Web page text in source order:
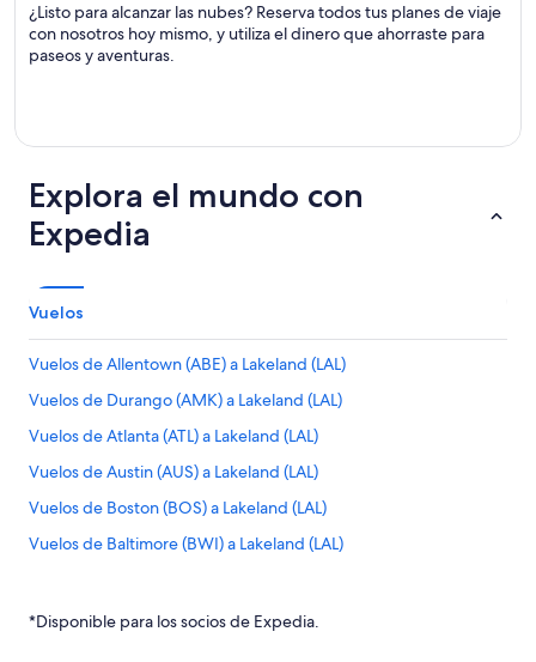
¿Listo para alcanzar las nubes? Reserva todos tus planes de viaje
con nosotros hoy mismo, y utiliza el dinero que ahorraste para
paseos y aventuras.
Explora el mundo con
Expedia
Vuelos
Vuelos de Allentown (ABE) a Lakeland (LAL)
Vuelos de Durango (AMK) a Lakeland (LAL)
Vuelos de Atlanta (ATL) a Lakeland (LAL)
Vuelos de Austin (AUS) a Lakeland (LAL)
Vuelos de Boston (BOS) a Lakeland (LAL)
Vuelos de Baltimore (BWI) a Lakeland (LAL)
Vuelos de Columbus (CMH) a Lakeland (LAL)
*Disponible para los socios de Expedia.